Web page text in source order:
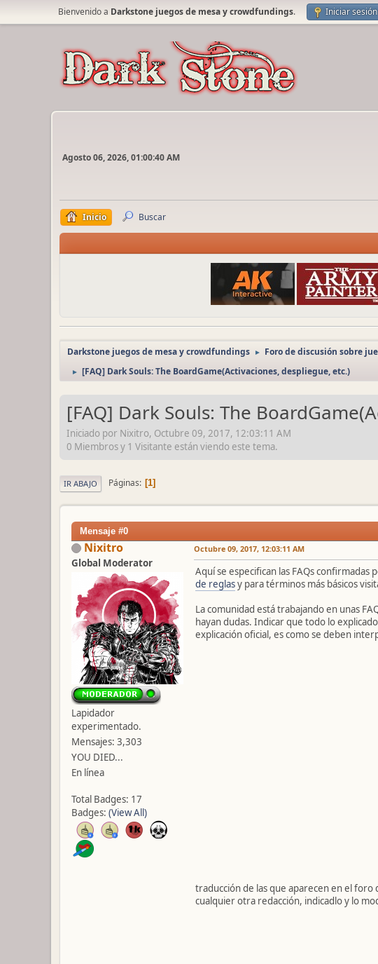
Bienvenido a Darkstone juegos de mesa y crowdfundings. Iniciar sesión
Agosto 06, 2026, 01:00:40 AM
Inicio Buscar
Darkstone juegos de mesa y crowdfundings ► Foro de discusión sobre
► [FAQ] Dark Souls: The BoardGame(Activaciones, despliegue, etc.)
[FAQ] Dark Souls: The
Iniciado por Nixitro, Octubre 09, 2017, 12:03:11 AM
0 Miembros y 1 Visitante están viendo este tema.
IR ABAJO Páginas 1
Mensaje #0
Nixitro
Global Moderator
Lapidador
experimentado.
Mensajes: 3,303
YOU DIED...
En línea
Total Badges: 17
Badges: (View All)
Octubre 09, 2017, 12:03:11 AM
Aquí se especifican las FAQs
de reglasy para términos más básicos
La comunidad está trabajando en unas
hayan dudas. Indicar que todo lo
explicación oficial, es como se deben
traducción de las que aparecen en el foro
cualquier otra redacción, indicadlo y lo